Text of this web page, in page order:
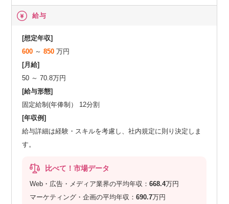
給与
[想定年収]
600 ～850 万円
[月給]
50 ～ 70.8万円
[給与形態]
固定給制(年俸制） 12分割
[年収例]
給与詳細は経験・スキルを考慮し、社内規定に則り決定しま
す。
比べて！市場データ
Web・広告・メディア業界の平均年収：668.4万円
マーケティング・企画の平均年収：690.7万円